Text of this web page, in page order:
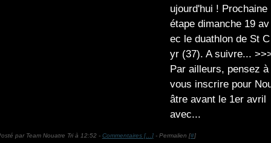
ujourd'hui ! Prochaine
étape dimanche 19 av
ec le duathlon de St C
yr (37). A suivre...
Par ailleurs, pensez à
vous inscrire pour
âtre avant le 1er avril
avec...
par Team Nouatre Tri à 12:52 - Commentaires [… ]- Permalien [#]